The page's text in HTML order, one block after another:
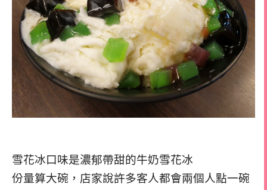
雪花冰口味是濃郁帶甜的牛奶雪花冰
份量算大碗，店家說許多客人都會兩個人點一碗